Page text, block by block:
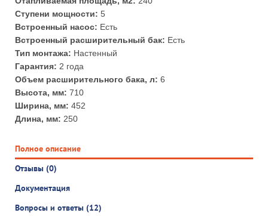
Ступени мощности: 5
Встроенный насос: Есть
Встроенный расширительный бак: Есть
Тип монтажа: Настенный
Гарантия: 2 года
Объем расширительного бака, л: 6
Высота, мм: 710
Ширина, мм: 452
Длина, мм: 250
Полное описание
Отзывы (0)
Документация
Вопросы и ответы (12)